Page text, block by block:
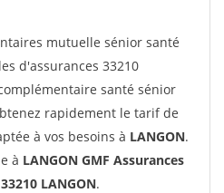
mutuelle sénior santé
d'assurances 33210
santé sénior
rapidement le tarif de
à vos besoins à LANGON.
à LANGON GMF Assurances
LANGON.